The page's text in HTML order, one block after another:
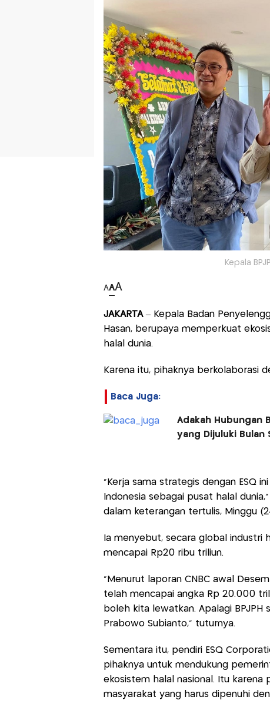
Kepala
AAA
JAKARTA– Kepala Badan
Hasan, berupaya memperkuat
halal dunia.
Karena itu, pihaknya berkolaborasi
Baca Juga:
Adakah Hubungan
yang Dijuluki Bulan
"Kerja sama strategis dengan ESQ
Indonesia sebagai pusat halal
dalam keterangan tertulis, Minggu
Ia menyebut, secara global industri
mencapai Rp20 ribu triliun.
"Menurut laporan CNBC awal
telah mencapai angka Rp 20.000
boleh kita lewatkan. Apalagi BPJPH
Prabowo Subianto," tuturnya.
Sementara itu, pendiri ESQ
pihaknya untuk mendukung
ekosistem halal nasional. Itu
masyarakat yang harus dipenuhi